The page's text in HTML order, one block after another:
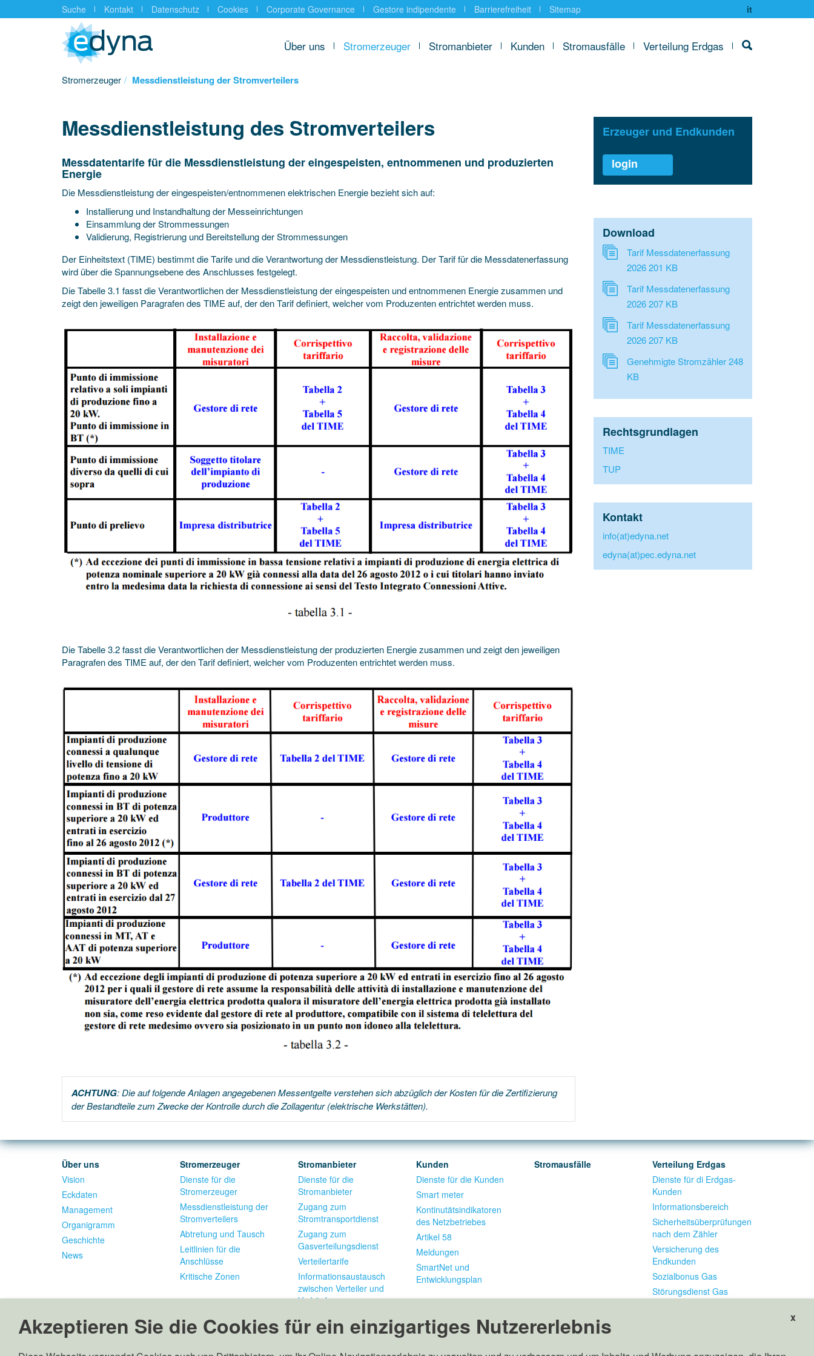
Suche Kontakt Datenschutz Cookies Corporate Governance Gestore indipendente Barrierefreiheit Sitemap it
Über uns Stromerzeuger Stromanbieter Kunden Stromausfälle Verteilung Erdgas
Suche
Stromerzeuger Messdienstleistung der Stromverteilers
Messdienstleistung des Stromverteilers
Messdatentarife für die Messdienstleistung der eingespeisten, entnommenen und produzierten
Energie
Die Messdienstleistung der eingespeisten/entnommenen elektrischen Energie bezieht sich auf:
Installierung und Instandhaltung der Messeinrichtungen
Einsammlung der Strommessungen
Validierung, Registrierung und Bereitstellung der Strommessungen
Der Einheitstext (TIME) bestimmt die Tarife und die Verantwortung der Messdienstleistung. Der Tarif für die Messdatenerfassung
wird über die Spannungsebene des Anschlusses festgelegt.
Die Tabelle 3.1 fasst die Verantwortlichen der Messdienstleistung der eingespeisten und entnommenen Energie zusammen und
zeigt den jeweiligen Paragrafen des TIME auf, der den Tarif definiert, welcher vom Produzenten entrichtet werden muss.
Die Tabelle 3.2 fasst die Verantwortlichen der Messdienstleistung der produzierten Energie zusammen und zeigt den jeweiligen
Paragrafen des TIME auf, der den Tarif definiert, welcher vom Produzenten entrichtet werden muss.
ACHTUNG: Die auf folgende Anlagen angegebenen Messentgelte verstehen sich abzüglich der Kosten für die Zertifizierung
der Bestandteile zum Zwecke der Kontrolle durch die Zollagentur (elektrische Werkstätten).
Erzeuger und Endkunden
login
Download
Tarif Messdatenerfassung
2026201 KB
Tarif Messdatenerfassung
2026207 KB
Tarif Messdatenerfassung
2026207 KB
Genehmigte Stromzähler248
KB
Rechtsgrundlagen
TIME
TUP
Kontakt
info(at)edyna.net
edyna(at)pec.edyna.net
Über uns
Vision
Eckdaten
Management
Organigramm
Geschichte
News
Stromerzeuger
Dienste für die
Stromerzeuger
Messdienstleistung der
Stromverteilers
Abtretung und Tausch
Leitlinien für die
Anschlüsse
Kritische Zonen
Stromanbieter
Dienste für die
Stromanbieter
Zugang zum
Stromtransportdienst
Zugang zum
Gasverteilungsdienst
Verteilertarife
Informationsaustausch
zwischen Verteiler und
Verkäufer
Kunden
Dienste für die Kunden
Smart meter
Kontinutätsindikatoren
des Netzbetriebes
Artikel 58
Meldungen
SmartNet und
Entwicklungsplan
Stromausfälle
Verteilung Erdgas
Dienste für di Erdgas-
Kunden
Informationsbereich
Sicherheitsüberprüfungen
nach dem Zähler
Versicherung des
Endkunden
Sozialbonus Gas
Störungsdienst Gas
Edyna GmbH info(at)edyna.net MwSt.-, St.- und Gesetzlicher Vertreter:
Akzeptieren Sie die Cookies für ein einzigartiges Nutzererlebnis x